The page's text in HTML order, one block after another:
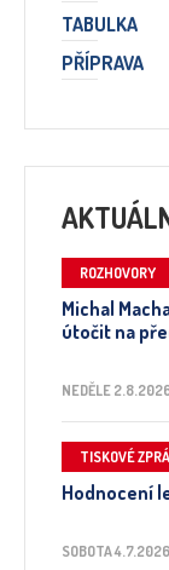
TABULKA
PŘÍPRAVA
ROZHOVORY
Michal
útočit na
NEDĚLE
TISKOVÉ
Hodnocení
SOBOTA 4.7.2026